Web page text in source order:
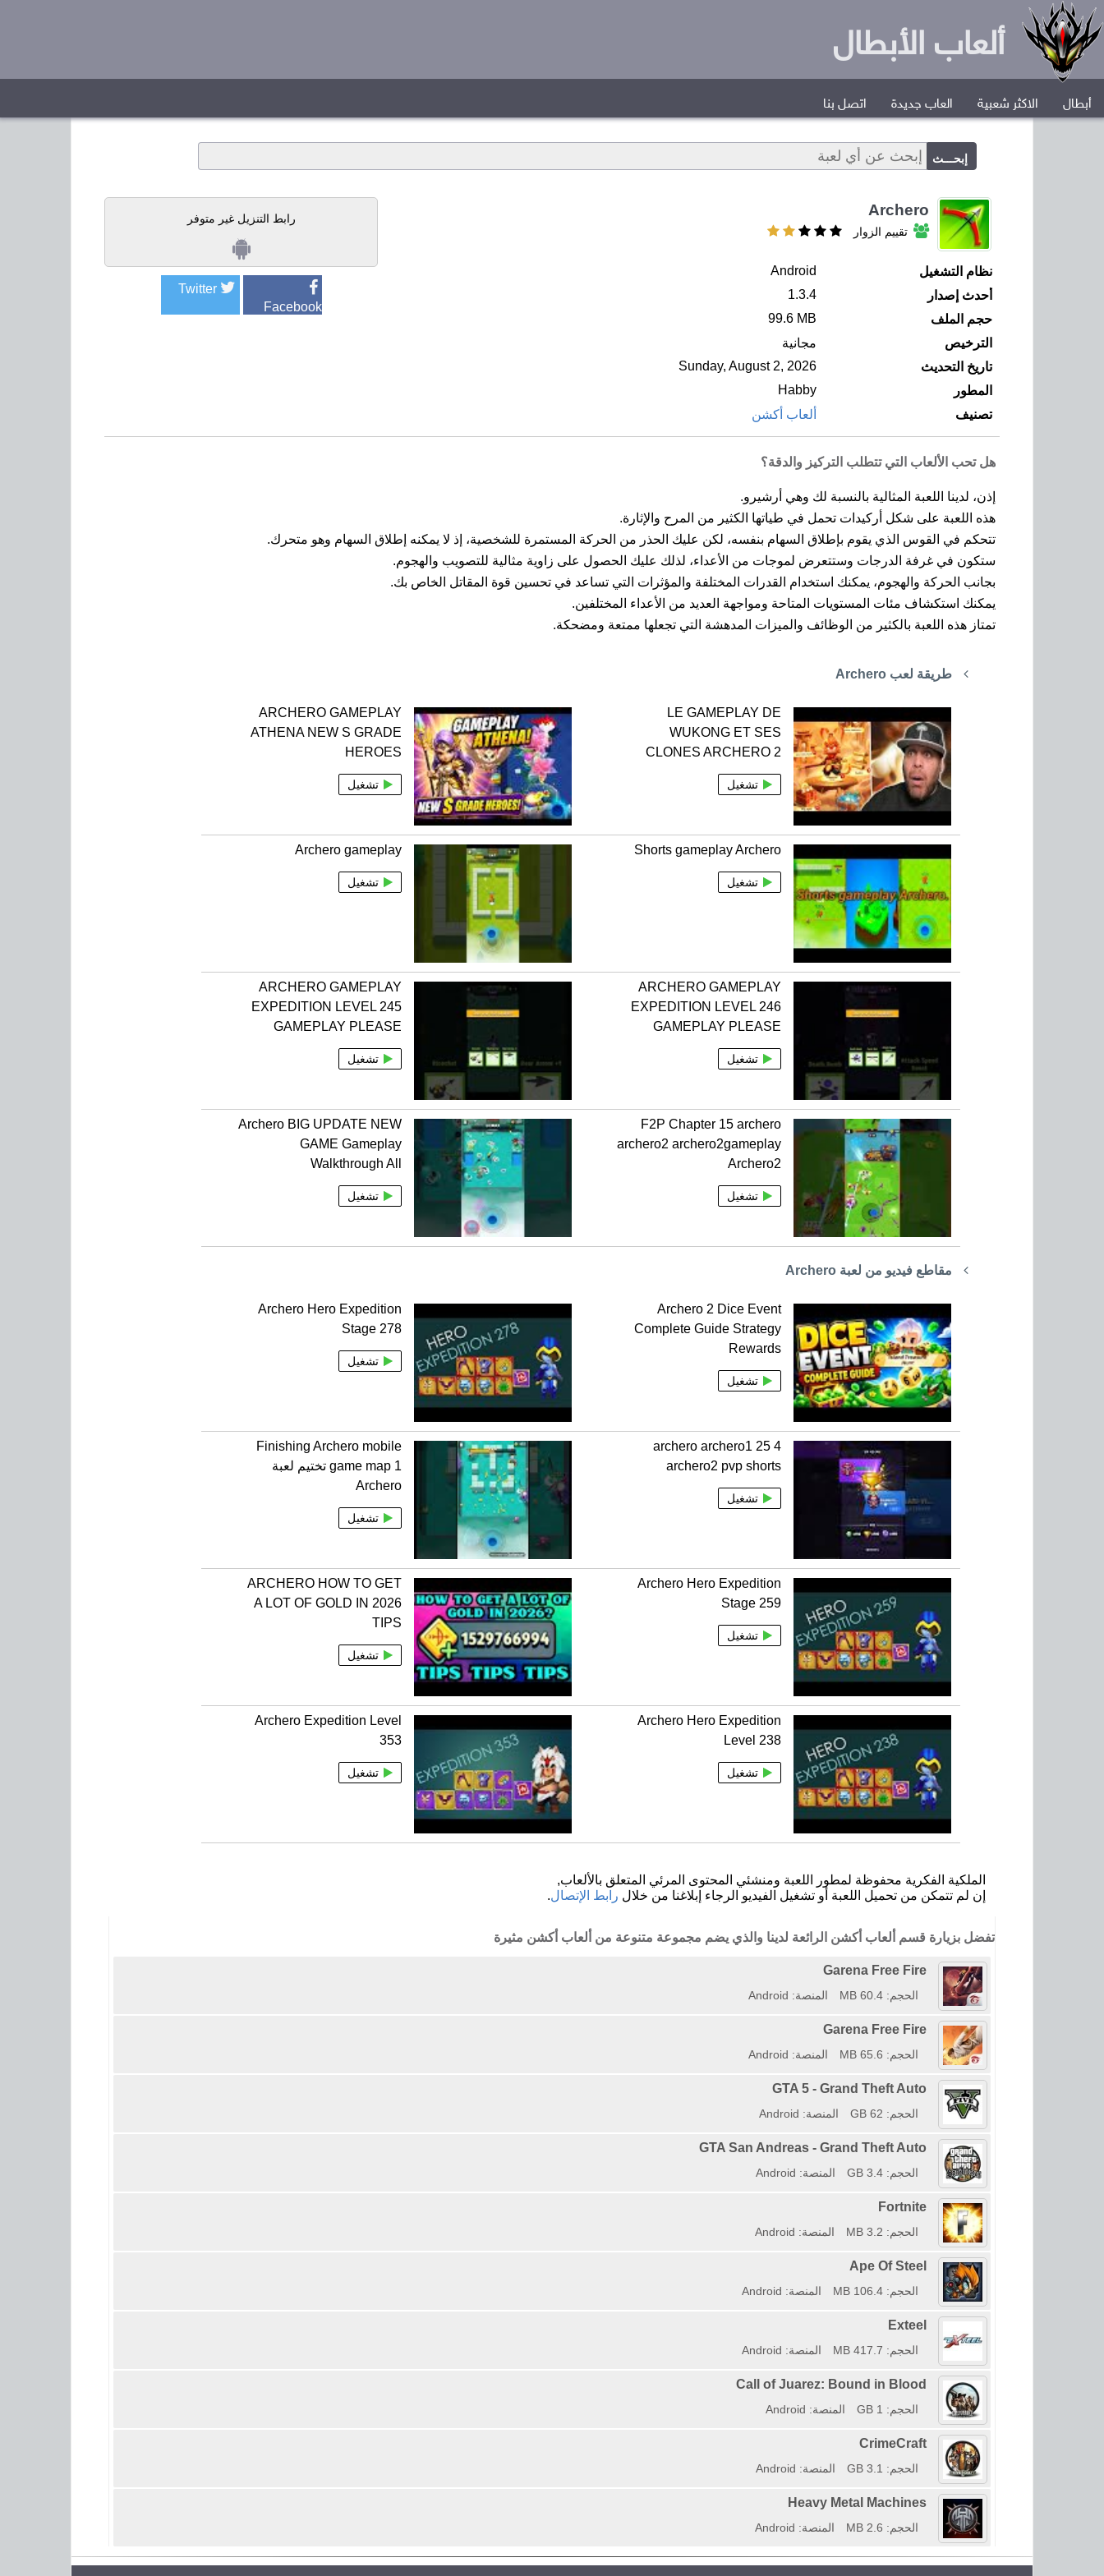
ألعاب الأبطال
أبطال الاكثر شعبية العاب جديدة اتصل بنا
Archero
تقييم الزوار
نظام التشغيل
Android
أحدث إصدار
1.3.4
حجم الملف
99.6 MB
الترخيص
مجانية
تاريخ التحديث
Sunday, August 2, 2026
المطور
Habby
تصنيف
ألعاب أكشن
رابط التنزيل غير متوفر
Facebook
Twitter
هل تحب الألعاب التي تتطلب التركيز والدقة؟
إذن، لدينا اللعبة المثالية بالنسبة لك وهي أرشيرو.
هذه اللعبة على شكل أركيدات تحمل في طياتها الكثير من المرح والإثارة.
تتحكم في القوس الذي يقوم بإطلاق السهام بنفسه، لكن عليك الحذر من الحركة المستمرة للشخصية، إذ لا يمكنه إطلاق السهام وهو متحرك.
ستكون في غرفة الدرجات وستتعرض لموجات من الأعداء، لذلك عليك الحصول على زاوية مثالية للتصويب والهجوم.
بجانب الحركة والهجوم، يمكنك استخدام القدرات المختلفة والمؤثرات التي تساعد في تحسين قوة المقاتل الخاص بك.
يمكنك استكشاف مئات المستويات المتاحة ومواجهة العديد من الأعداء المختلفين.
تمتاز هذه اللعبة بالكثير من الوظائف والميزات المدهشة التي تجعلها ممتعة ومضحكة.
طريقة لعب Archero
LE GAMEPLAY DE
WUKONG ET SES
CLONES ARCHERO 2
تشغيل
ARCHERO GAMEPLAY
ATHENA NEW S GRADE
HEROES
تشغيل
Shorts gameplay Archero
تشغيل
Archero gameplay
تشغيل
ARCHERO GAMEPLAY
EXPEDITION LEVEL 246
GAMEPLAY PLEASE
تشغيل
ARCHERO GAMEPLAY
EXPEDITION LEVEL 245
GAMEPLAY PLEASE
تشغيل
F2P Chapter 15 archero
archero2 archero2gameplay
Archero2
تشغيل
Archero BIG UPDATE NEW
GAME Gameplay
Walkthrough All
تشغيل
مقاطع فيديو من لعبة Archero
Archero 2 Dice Event
Complete Guide Strategy
Rewards
تشغيل
Archero Hero Expedition
Stage 278
تشغيل
4 25 archero archero1
archero2 pvp shorts
تشغيل
Finishing Archero mobile
game map 1 تختيم لعبة
Archero
تشغيل
Archero Hero Expedition
Stage 259
تشغيل
ARCHERO HOW TO GET
A LOT OF GOLD IN 2026
TIPS
تشغيل
Archero Hero Expedition
Level 238
تشغيل
Archero Expedition Level
353
تشغيل
الملكية الفكرية محفوظة لمطور اللعبة ومنشئي المحتوى المرئي المتعلق بالألعاب,
إن لم تتمكن من تحميل اللعبة أو تشغيل الفيديو الرجاء إبلاغنا من خلال رابط الإتصال.
تفضل بزيارة قسم ألعاب أكشن الرائعة لدينا والذي يضم مجموعة متنوعة من ألعاب أكشن مثيرة
Garena Free Fire
الحجم: 60.4 MB المنصة: Android
Garena Free Fire
الحجم: 65.6 MB المنصة: Android
GTA 5 - Grand Theft Auto
الحجم: 62 GB المنصة: Android
GTA San Andreas - Grand Theft Auto
الحجم: 3.4 GB المنصة: Android
Fortnite
الحجم: 3.2 MB المنصة: Android
Ape Of Steel
الحجم: 106.4 MB المنصة: Android
Exteel
الحجم: 417.7 MB المنصة: Android
Call of Juarez: Bound in Blood
الحجم: 1 GB المنصة: Android
CrimeCraft
الحجم: 3.1 GB المنصة: Android
Heavy Metal Machines
الحجم: 2.6 MB المنصة: Android